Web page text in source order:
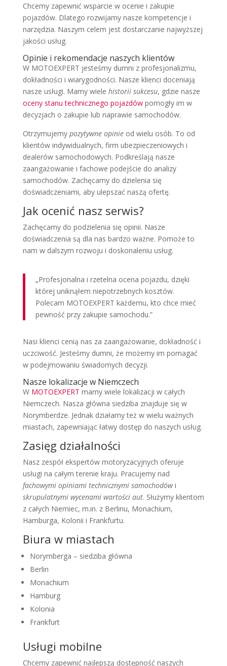
Chcemy zapewnić wsparcie w ocenie i zakupie
pojazdów. Dlatego rozwijamy nasze kompetencje i
narzędzia. Naszym celem jest dostarczanie najwyższej
jakości usług.
Opinie i rekomendacje naszych klientów
W MOTOEXPERT jesteśmy dumni z profesjonalizmu,
dokładności i wiarygodności. Nasze klienci doceniają
nasze usługi. Mamy wiele historii sukcesu, gdzie nasze
oceny stanu technicznego pojazdówpomogły im w
decyzjach o zakupie lub naprawie samochodów.
Otrzymujemy pozytywne opinieod wielu osób. To od
klientów indywidualnych, firm ubezpieczeniowych i
dealerów samochodowych. Podkreślają nasze
zaangażowanie i fachowe podejście do analizy
samochodów. Zachęcamy do dzielenia się
doświadczeniami, aby ulepszać naszą ofertę.
Jak ocenić nasz serwis?
Zachęcamy do podzielenia się opinii. Nasze
doświadczenia są dla nas bardzo ważne. Pomoże to
nam w dalszym rozwoju i doskonaleniu usług.
„Profesjonalna i rzetelna ocena pojazdu, dzięki
której uniknąłem niepotrzebnych kosztów.
Polecam MOTOEXPERT każdemu, kto chce mieć
pewność przy zakupie samochodu.”
Nasi klienci cenią nas za zaangażowanie, dokładność i
uczciwość. Jesteśmy dumni, że możemy im pomagać
w podejmowaniu świadomych decyzji.
Nasze lokalizacje w Niemczech
W MOTOEXPERT mamy wiele lokalizacji w całych
Niemczech. Nasza główna siedziba znajduje się w
Norymberdze. Jednak działamy też w wielu ważnych
miastach, zapewniając łatwy dostęp do naszych usług.
Zasięg działalności
Nasz zespół ekspertów motoryzacyjnych oferuje
usługi na całym terenie kraju. Pracujemy nad
fachowymi opiniami technicznymi samochodówi
skrupulatnymi wycenami wartości aut. Służymy klientom
z całych Niemiec, m.in. z Berlinu, Monachium,
Hamburga, Kolonii i Frankfurtu.
Biura w miastach
Norymberga – siedziba główna
Berlin
Monachium
Hamburg
Kolonia
Frankfurt
Usługi mobilne
Chcemy zapewnić najlepszą dostępność naszych